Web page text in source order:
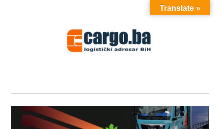
MENU
Translate »